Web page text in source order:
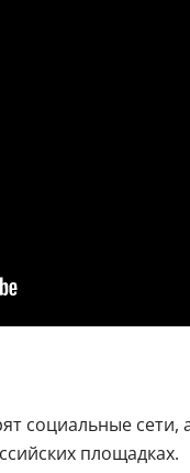
социальные
площадках.